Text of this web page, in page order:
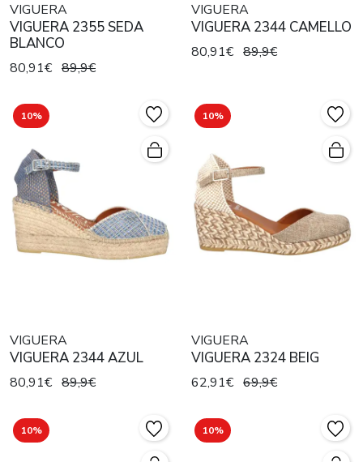
VIGUERA
VIGUERA 2355 SEDA
BLANCO
80,91€ 89,9€
VIGUERA
VIGUERA 2344 CAMELLO
80,91€ 89,9€
10%
VIGUERA
VIGUERA 2344 AZUL
80,91€ 89,9€
10%
VIGUERA
VIGUERA 2324 BEIG
62,91€ 69,9€
10% 10%